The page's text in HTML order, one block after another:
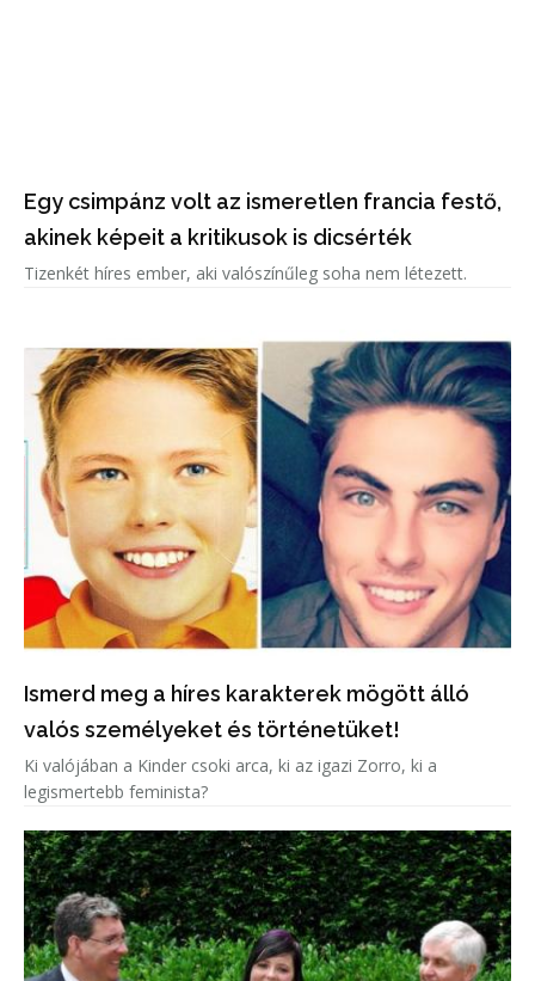
Egy csimpánz volt az ismeretlen francia festő,
akinek képeit a kritikusok is dicsérték
Tizenkét híres ember, aki valószínűleg soha nem létezett.
Ismerd meg a híres karakterek mögött álló
valós személyeket és történetüket!
Ki valójában a Kinder csoki arca, ki az igazi Zorro, ki a
legismertebb feminista?